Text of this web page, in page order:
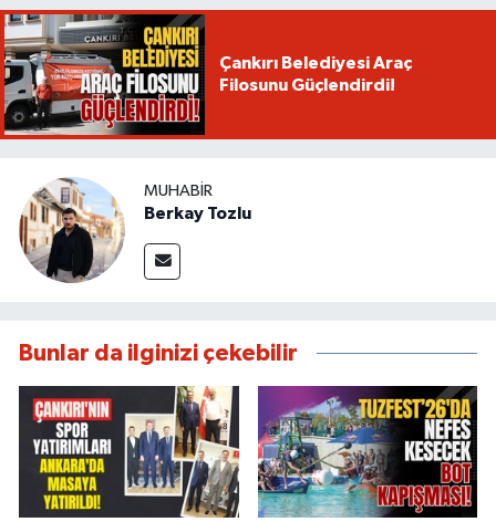
Çankırı Belediyesi Araç
Filosunu Güçlendirdi!
MUHABIR
Berkay Tozlu
Bunlar da ilginizi çekebilir